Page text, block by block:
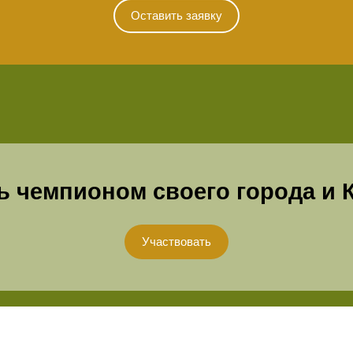
Оставить заявку
чемпионом своего города и
Участвовать